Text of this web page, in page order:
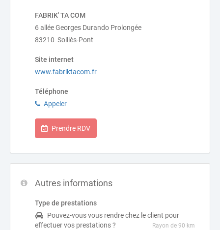
FABRIK' TA COM
6 allée Georges Durando Prolongée
83210 Solliès-Pont
Site internet
www.fabriktacom.fr
Téléphone
Appeler
Prendre RDV
Autres informations
Type de prestations
Pouvez-vous vous rendre chez le client pour
effectuer vos prestations ?
Rayon de 90 km